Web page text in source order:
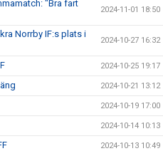
"Bra fart
2024-11-01 18:50
Norrby IF:s plats i
2024-10-27 16:32
2024-10-25 19:17
2024-10-21 13:12
2024-10-19 17:00
2024-10-14 10:13
2024-10-13 10:49